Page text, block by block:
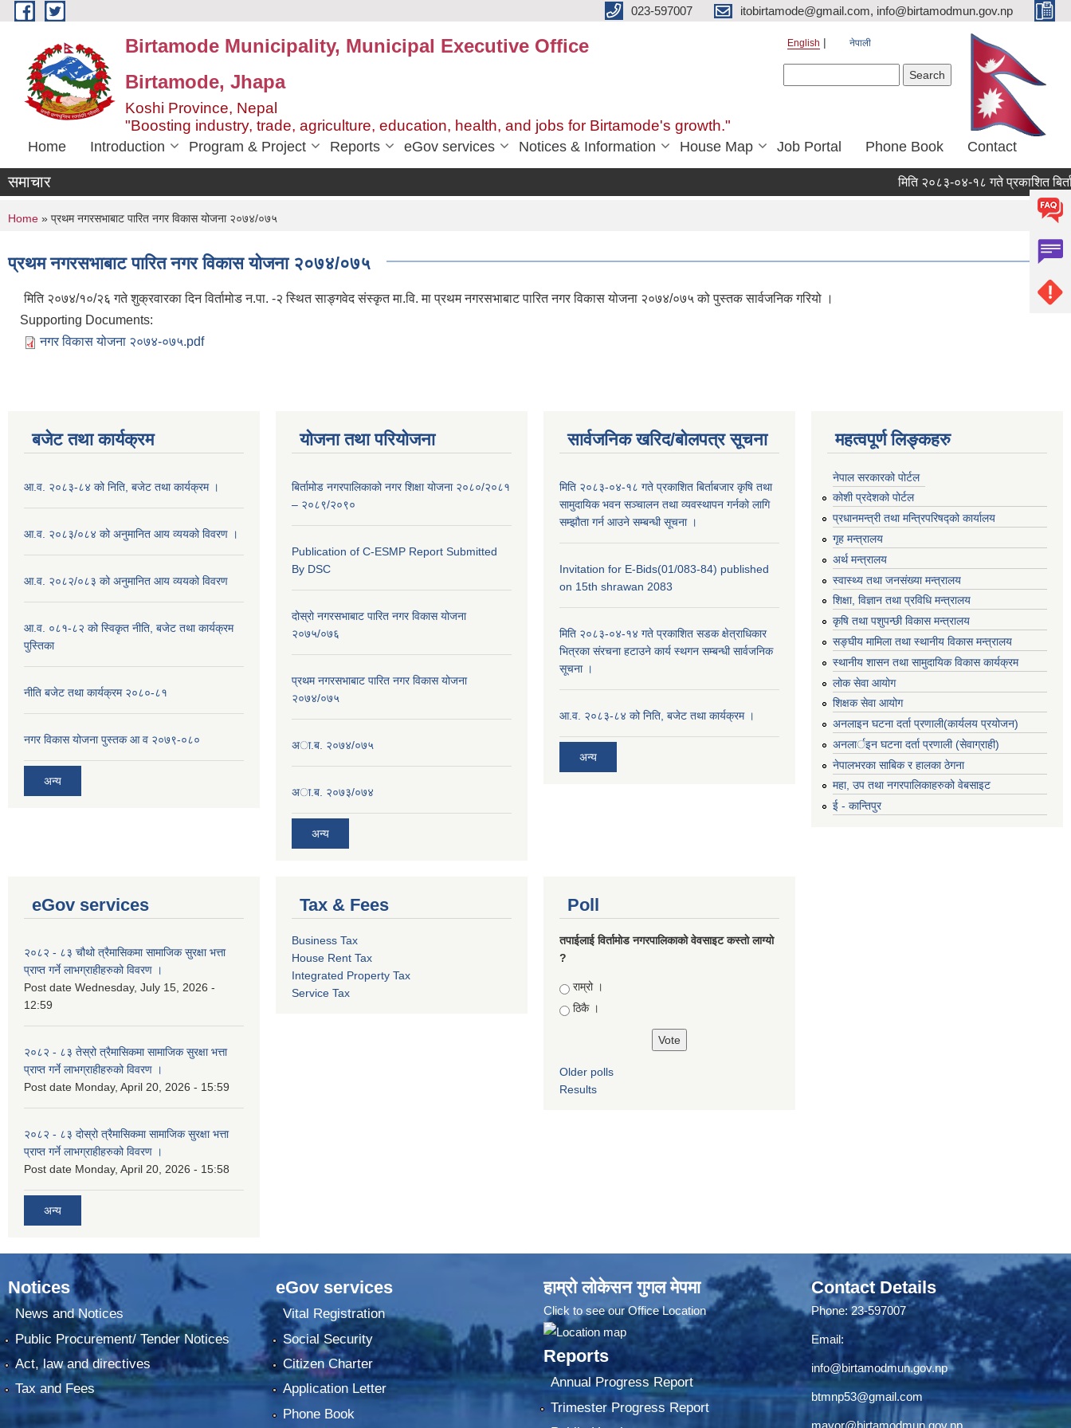
Skip to main content 023-597007 itobirtamode@gmail.com, info@birtamodmun.gov.np
Birtamode Municipality, Municipal Executive Office
Birtamode, Jhapa
Koshi Province, Nepal
"Boosting industry, trade, agriculture, education, health, and jobs for Birtamode's growth."
English नेपाली
Home Introduction Program & Project Reports eGov services Notices & Information House Map Job Portal Phone Book Contact
समाचार मिति २०८३-०४-१८ गते प्रकाशित
You are here
Home » प्रथम नगरसभाबाट पारित नगर विकास योजना २०७४/०७५
प्रथम नगरसभाबाट पारित नगर विकास योजना २०७४/०७५
मिति २०७४/१०/२६ गते शुक्रवारका दिन विर्तामोड न.पा. -२ स्थित साङ्गवेद स‌ंस्कृत मा.वि. मा प्रथम नगरसभाबाट पारित नगर विकास योजना २०७४/०७५ को पुस्तक सार्वजनिक गरियो ।
Supporting Documents:
नगर विकास योजना २०७४-०७५.pdf
बजेट तथा कार्यक्रम
आ.व. २०८३-८४ को निति, बजेट तथा कार्यक्रम ।
आ.व. २०८३/०८४ को अनुमानित आय व्ययको विवरण ।
आ.व. २०८२/०८३ को अनुमानित आय व्ययको विवरण
आ.व. ०८१-८२ को स्विकृत नीति, बजेट तथा कार्यक्रम
पुस्तिका
नीति बजेट तथा कार्यक्रम २०८०-८१
नगर विकास योजना पुस्तक आ व २०७९-०८०
अन्य
योजना तथा परियोजना
बिर्तामोड नगरपालिकाको नगर शिक्षा योजना २०८०/२०८१
– २०८९/२०९०
Publication of C-ESMP Report Submitted
By DSC
दोस्रो नगरसभाबाट पारित नगर विकास योजना
२०७५/०७६
प्रथम नगरसभाबाट पारित नगर विकास योजना
२०७४/०७५
अा.ब. २०७४/०७५
अा.ब. २०७३/०७४
अन्य
सार्वजनिक खरिद/बोलपत्र सूचना
मिति २०८३-०४-१८ गते प्रकाशित बिर्ताबजार कृषि तथा
सामुदायिक भवन सञ्चालन तथा व्यवस्थापन गर्नको लागि
सम्झौता गर्न आउने सम्बन्धी सूचना ।
Invitation for E-Bids(01/083-84) published
on 15th shrawan 2083
मिति २०८३-०४-१४ गते प्रकाशित सडक क्षेत्राधिकार
भित्रका संरचना हटाउने कार्य स्थगन सम्बन्धी सार्वजनिक
सूचना ।
आ.व. २०८३-८४ को निति, बजेट तथा कार्यक्रम ।
अन्य
महत्वपूर्ण लिङ्कहरु
नेपाल सरकारको पोर्टल
कोशी प्रदेशको पोर्टल
प्रधानमन्‍त्री तथा मन्‍त्रिपरिषद्को कार्यालय
गृह मन्‍त्रालय
अर्थ मन्त्रालय
स्वास्थ्य तथा जनसंख्या मन्त्रालय
शिक्षा, विज्ञान तथा प्रविधि मन्त्रालय
कृषि तथा पशुपन्छी विकास मन्त्रालय
सङ्घीय मामिला तथा स्थानीय विकास मन्त्रालय
स्थानीय शासन तथा सामुदायिक विकास कार्यक्रम
लोक सेवा आयोग
शिक्षक सेवा आयोग
अनलाइन घटना दर्ता प्रणाली(कार्यलय प्रयोजन)
अनलार्इन घटना दर्ता प्रणाली (सेवाग्राही)
नेपालभरका साबिक र हालका ठेगना
महा, उप तथा नगरपालिकाहरुको वेबसाइट
ई - कान्तिपुर
eGov services
२०८२ - ८३ चौथो त्रैमासिकमा सामाजिक सुरक्षा भत्ता
प्राप्त गर्ने लाभग्राहीहरुको विवरण ।
Post date Wednesday, July 15, 2026 -
12:59
२०८२ - ८३ तेस्रो त्रैमासिकमा सामाजिक सुरक्षा भत्ता
प्राप्त गर्ने लाभग्राहीहरुको विवरण ।
Post date Monday, April 20, 2026 - 15:59
२०८२ - ८३ दोस्रो त्रैमासिकमा सामाजिक सुरक्षा भत्ता
प्राप्त गर्ने लाभग्राहीहरुको विवरण ।
Post date Monday, April 20, 2026 - 15:58
अन्य
Tax & Fees
Business Tax
House Rent Tax
Integrated Property Tax
Service Tax
Poll
तपाईलाई विर्तामोड नगरपालिकाको वेवसाइट कस्ताे लाग्याे
?
Choices
राम्रो ।
ठिकै ।
Older polls
Results
Notices
News and Notices
Public Procurement/ Tender Notices
Act, law and directives
Tax and Fees
eGov services
Vital Registration
Social Security
Citizen Charter
Application Letter
Phone Book
हाम्रो लोकेसन गुगल मेपमा
Click to see our Office Location
Reports
Annual Progress Report
Trimester Progress Report
Contact Details
Phone: 23-597007
Email:
info@birtamodmun.gov.np
btmnp53@gmail.com
mayor@birtamodmun.gov.np